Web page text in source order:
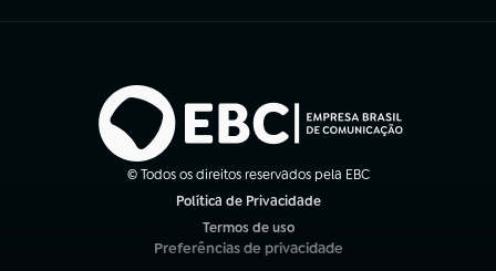
© Todos os direitos reservados pela EBC
Política de Privacidade
Termos de uso
(abre em nova aba)
Preferências de privacidade